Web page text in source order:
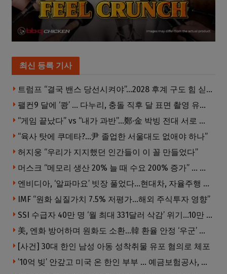
최신 등록 기사
트럼프 “결국 밴스 당선시켜야”…2028 후계 구도 힘 싣나
팰컨9 달에 ‘쾅’ … 다누리, 충돌 직후 달 표면 촬영 유일 탐사선
“게임 끝났다” vs “내가 과반”…鄭·金 박빙 전대 서로 우위 주장
“육사 탓에 쿠데타?…尹 졸업한 서울대도 없애야 하나”
허지웅 “우리가 지지했던 인간들이 이 꼴 만들었다”
머스크 “메모리 생산 20% 늘 때 수요 200% 증가” … 반도체 매출 1조달러 눈 앞
엔비디아, ‘알파마요’ 빗장 풀었다…현대차, 자율주행 속도내나
IMF “원화 실질가치 7.5% 저평가…해외 주식투자 영향”
SSI 수급자 40만 명 ‘월 최대 331달러 삭감’ 위기…10만 명은 수급자격 상실
美, 엔화 방어하며 원화도 소환…韓 환율 안정 ‘우군’ 되나
[사건] 30대 한인 남성 아동 성착취물 유포 혐의로 체포
’10억 빚’ 안갚고 미국 온 한인 부부 … 예금보험공사, 미국서 소송